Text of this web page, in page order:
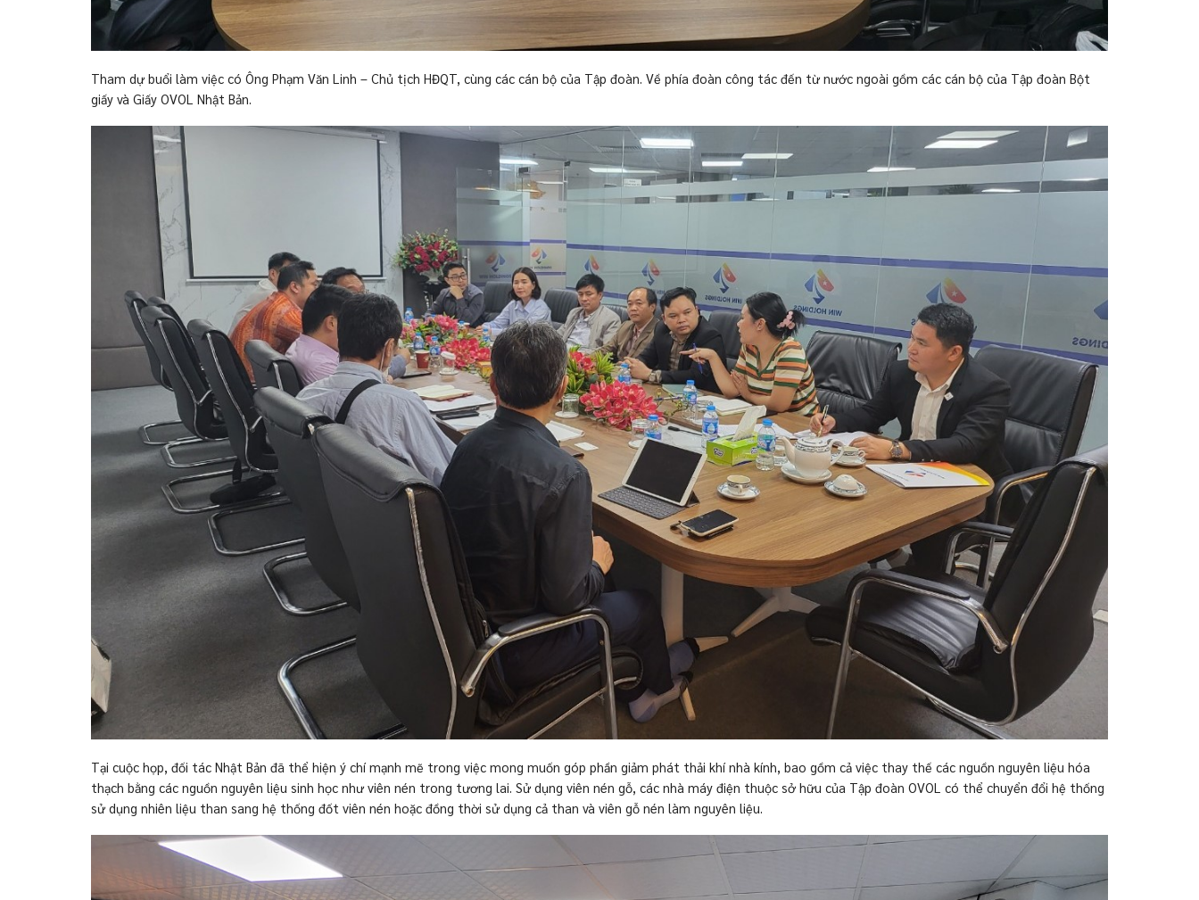
Tham dự buổi làm việc có Ông Phạm Văn Linh – Chủ tịch HĐQT, cùng các cán bộ của Tập đoàn. Về phía đoàn công tác đến từ nước ngoài gồm các cán bộ của Tập đoàn Bột
giấy và Giấy OVOL Nhật Bản.
Tại cuộc họp, đối tác Nhật Bản đã thể hiện ý chí mạnh mẽ trong việc mong muốn góp phần giảm phát thải khí nhà kính, bao gồm cả việc thay thế các nguồn nguyên liệu hóa
thạch bằng các nguồn nguyên liệu sinh học như viên nén trong tương lai. Sử dụng viên nén gỗ, các nhà máy điện thuộc sở hữu của Tập đoàn OVOL có thể chuyển đổi hệ thống
sử dụng nhiên liệu than sang hệ thống đốt viên nén hoặc đồng thời sử dụng cả than và viên gỗ nén làm nguyên liệu.